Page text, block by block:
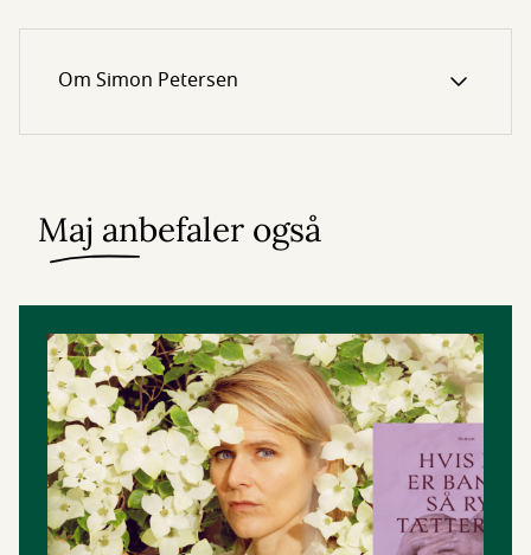
Om Simon Petersen
Maj anbefaler også